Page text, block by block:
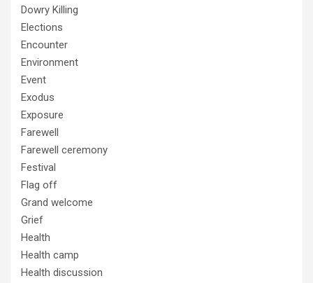
Dowry Killing
Elections
Encounter
Environment
Event
Exodus
Exposure
Farewell
Farewell ceremony
Festival
Flag off
Grand welcome
Grief
Health
Health camp
Health discussion